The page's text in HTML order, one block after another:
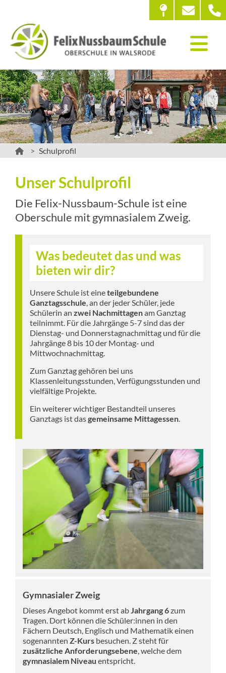
Schulprofil
Unser Schulprofil
Die Felix-Nussbaum-Schule ist eine
Oberschule mit gymnasialem Zweig.
Was bedeutet das und was
bieten wir dir?
Unsere Schule ist eineteilgebundene
Ganztagsschule, an der jeder Schüler, jede
Schülerin an zwei Nachmittagenam Ganztag
teilnimmt. Für die Jahrgänge 5-7 sind das der
Dienstag- und Donnerstagnachmittag und für die
Jahrgänge 8 bis 10 der Montag- und
Mittwochnachmittag.
Zum Ganztag gehören bei uns
Klassenleitungsstunden, Verfügungsstunden und
vielfältige Projekte.
Ein weiterer wichtiger Bestandteil unseres
Ganztags ist dasgemeinsame Mittagessen.
Gymnasialer Zweig
Dieses Angebot kommt erst abJahrgang 6zum
Tragen. Dort können die Schüler:innen in den
Fächern Deutsch, Englisch und Mathematik einen
sogenannten Z-Kurs besuchen. Z steht für
zusätzliche Anforderungsebene, welche dem
gymnasialem Niveau entspricht.